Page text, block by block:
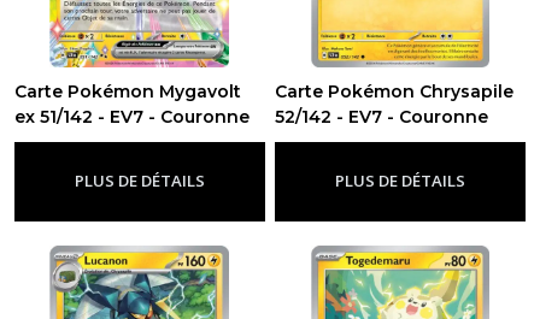
Carte Pokémon Mygavolt
ex 51/142 - EV7 - Couronne
Stellaire-Ev7 - Couronne Stellaire
PLUS DE DÉTAILS
Carte Pokémon Chrysapile
52/142 - EV7 - Couronne
Stellaire-Ev7 - Couronne Stellaire
PLUS DE DÉTAILS